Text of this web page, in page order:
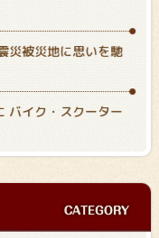
災被災地に思いを馳
バイク・スクーター